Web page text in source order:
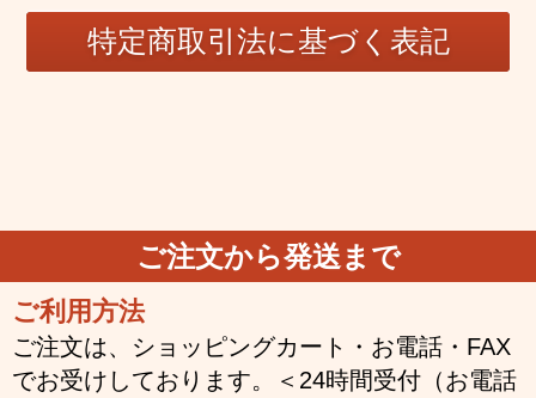
ご注文から発送まで
ご利用方法
ご注文は、ショッピングカート・お電話・FAX
でお受けしております。＜24時間受付（お電話